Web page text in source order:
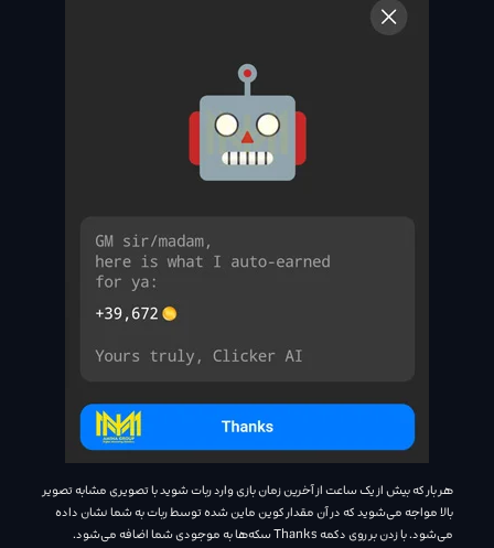
هر بار که بیش از یک ساعت از آخرین زمان بازی وارد ربات شوید با تصویری مشابه تصویر
بالا مواجه می‌شوید که در آن مقدار کوین ماین شده توسط ربات به شما نشان داده
می‌شود. با زدن بر روی دکمه Thanks سکه‌ها به موجودی شما اضافه می‌شود.